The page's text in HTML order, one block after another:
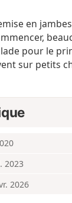
en
pour le
sur petits
2023
2026